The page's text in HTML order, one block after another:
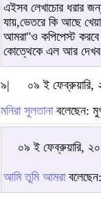
এইসব লেখাচোর ধরার
যায়,ভেতরে কি আছে
আমরা"ও কপিপেস্ট
কোত্থেকে এল আর দেখব
৯|
০৯ ই ফেব্রুয়ারি,
মনিরা সুলতানাবলেছেন:
০৯ ই ফেব্রুয়ারি,
আমি তুমি আমরা